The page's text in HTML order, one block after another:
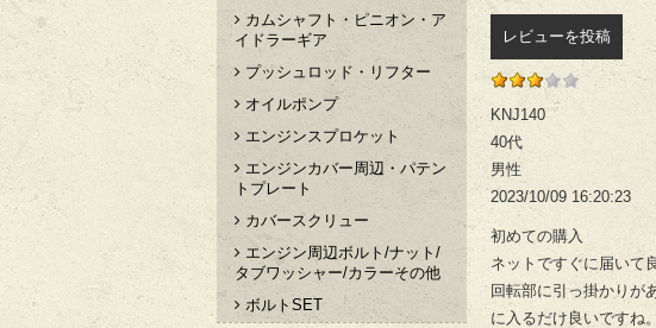
レビューを投稿
KNJ140
40代
男性
2023/10/09 16:20:23
初めての購入
ネットですぐに届いて
回転部に引っ掛かりが
に入るだけ良いですね
カムシャフト・ピニオン・ア
イドラーギア
プッシュロッド・リフター
オイルポンプ
エンジンスプロケット
エンジンカバー周辺・パテン
トプレート
カバースクリュー
エンジン周辺ボルト/ナット/
タブワッシャー/カラーその他
ボルトSET